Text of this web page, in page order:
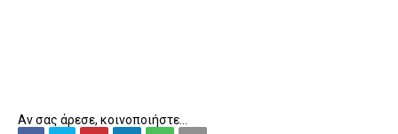
Αν σας άρεσε, κοινοποιήστε...